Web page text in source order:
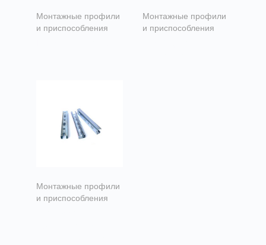
Монтажные профили
и приспособления
Монтажные профили
и приспособления
Монтажные профили
и приспособления